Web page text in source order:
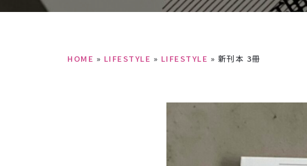
HOME » LIFESTYLE » LIFESTYLE » 新刊本 3冊